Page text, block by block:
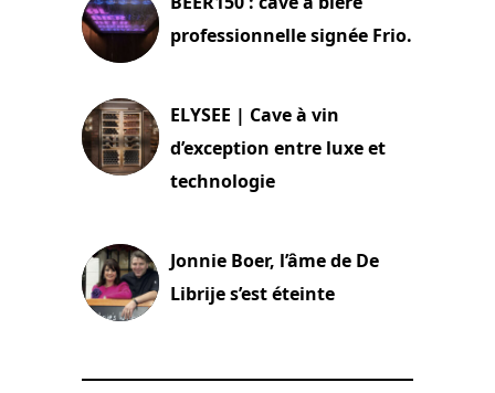
professionnelle signée Frio.
ELYSEE | Cave à vin
d’exception entre luxe et
technologie
Jonnie Boer, l’âme de De
Librije s’est éteinte